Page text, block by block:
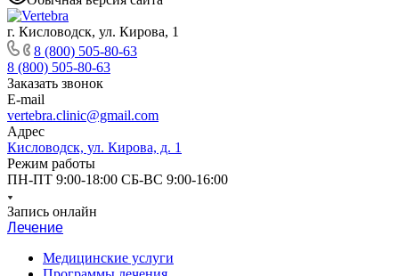
г. Кисловодск, ул. Кирова, 1
8 (800) 505-80-63
8 (800) 505-80-63
Заказать звонок
E-mail
vertebra.clinic@gmail.com
Адрес
Кисловодск, ул. Кирова, д. 1
Режим работы
ПН-ПТ 9:00-18:00 СБ-ВС 9:00-16:00
Запись онлайн
Лечение
Медицинские услуги